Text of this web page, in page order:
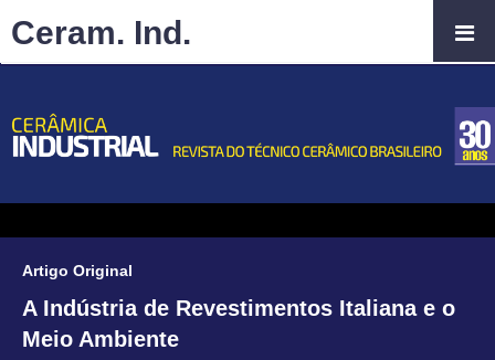
Artigo Original
A Indústria de Revestimentos Italiana e o
Meio Ambiente
Ceram. Ind.